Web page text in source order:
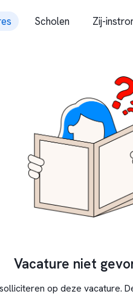
Scholen Zij-
Vacature niet
op deze vacature.